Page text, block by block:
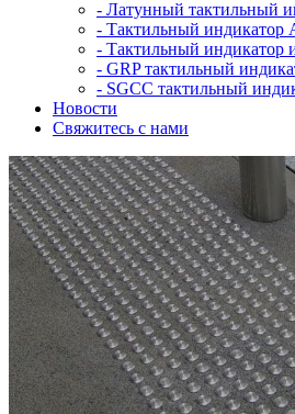
- Латунный тактильный
- Тактильный индикатор
- Тактильный индикатор
- GRP тактильный
- SGCC тактильный
Новости
Свяжитесь с нами